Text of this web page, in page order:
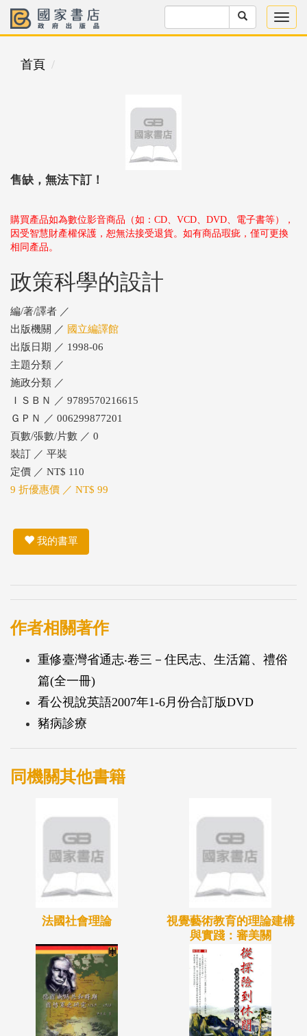
首頁
售缺，無法下訂！
購買產品如為數位影音商品（如：CD、VCD、DVD、電子書等），
因受智慧財產權保護，恕無法接受退貨。如有商品瑕疵，僅可更換
相同產品。
政策科學的設計
編/著/譯者 ／
出版機關 ／ 國立編譯館
出版日期 ／ 1998-06
主題分類 ／
施政分類 ／
ＩＳＢＮ ／ 9789570216615
ＧＰＮ ／ 006299877201
頁數/張數/片數 ／ 0
裝訂 ／ 平裝
定價 ／ NT$ 110
9 折優惠價 ／ NT$ 99
我的書單
作者相關著作
重修臺灣省通志‧卷三－住民志、生活篇、禮俗
篇(全一冊)
看公視說英語2007年1-6月份合訂版DVD
豬病診療
同機關其他書籍
法國社會理論
視覺藝術教育的理論建構
與實踐：審美關